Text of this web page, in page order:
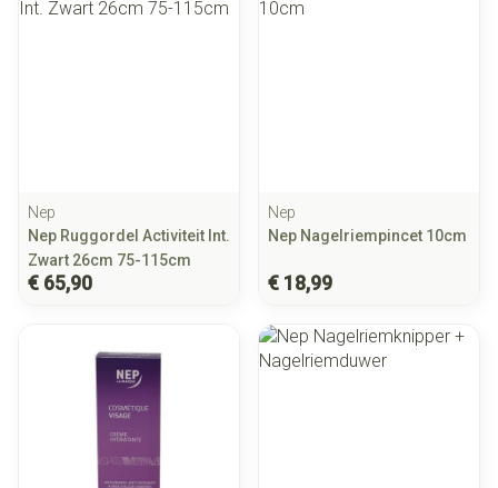
Nep
Nep Ruggordel Activiteit Int.
Zwart 26cm 75-115cm
€ 65,90
Nep
Nep Nagelriempincet 10cm
€ 18,99